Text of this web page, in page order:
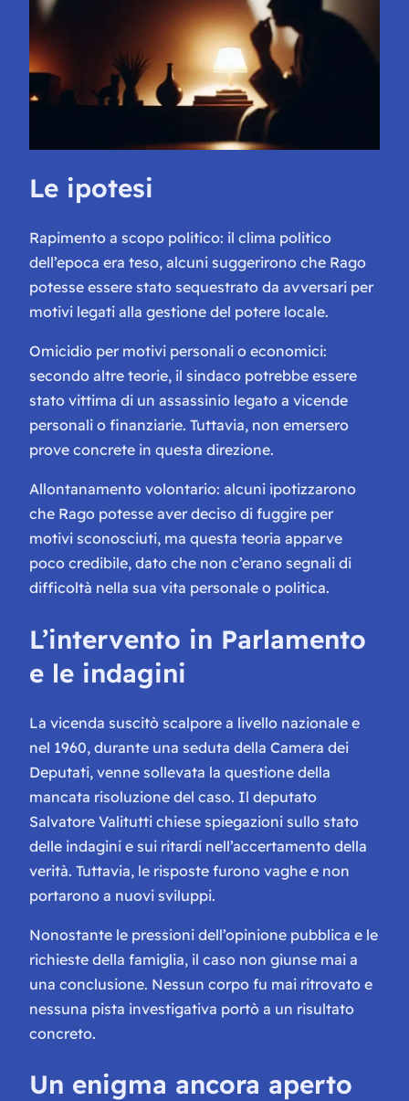
Le ipotesi
Rapimento a scopo politico: il clima politico
dell’epoca era teso, alcuni suggerirono che Rago
potesse essere stato sequestrato da avversari per
motivi legati alla gestione del potere locale.
Omicidio per motivi personali o economici:
secondo altre teorie, il sindaco potrebbe essere
stato vittima di un assassinio legato a vicende
personali o finanziarie. Tuttavia, non emersero
prove concrete in questa direzione.
Allontanamento volontario: alcuni ipotizzarono
che Rago potesse aver deciso di fuggire per
motivi sconosciuti, ma questa teoria apparve
poco credibile, dato che non c’erano segnali di
difficoltà nella sua vita personale o politica.
L’intervento in Parlamento
e le indagini
La vicenda suscitò scalpore a livello nazionale e
nel 1960, durante una seduta della Camera dei
Deputati, venne sollevata la questione della
mancata risoluzione del caso. Il deputato
Salvatore Valitutti chiese spiegazioni sullo stato
delle indagini e sui ritardi nell’accertamento della
verità. Tuttavia, le risposte furono vaghe e non
portarono a nuovi sviluppi.
Nonostante le pressioni dell’opinione pubblica e le
richieste della famiglia, il caso non giunse mai a
una conclusione. Nessun corpo fu mai ritrovato e
nessuna pista investigativa portò a un risultato
concreto.
Un enigma ancora aperto